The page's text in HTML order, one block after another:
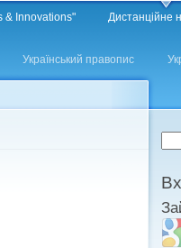
& Innovations" Дистанційне
Український правопис